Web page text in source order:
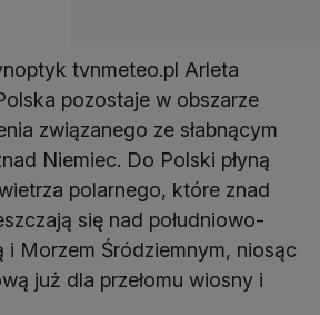
tvnmeteo.pl Arleta
pozostaje w obszarze
związanego ze słabnącym
Niemiec. Do Polski płyną
polarnego, które znad
się nad południowo-
i Morzem Śródziemnym, niosąc
już dla przełomu wiosny i